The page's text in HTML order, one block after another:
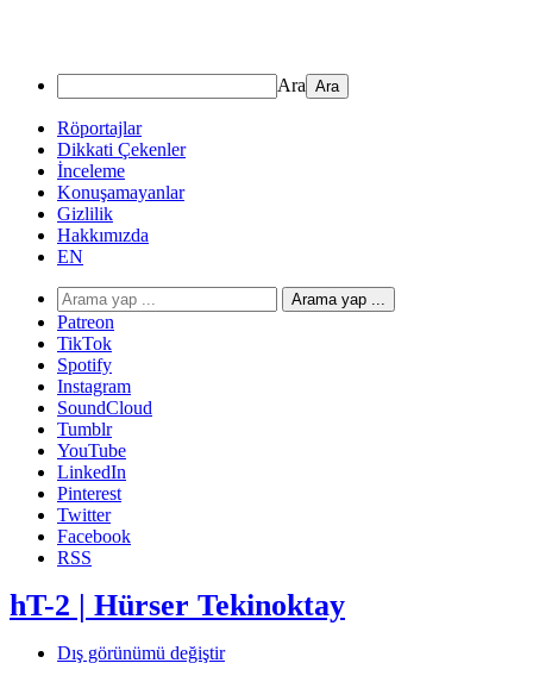
Ara
Röportajlar
Dikkati Çekenler
İnceleme
Konuşamayanlar
Gizlilik
Hakkımızda
EN
Arama yap ...
Patreon
TikTok
Spotify
Instagram
SoundCloud
Tumblr
YouTube
LinkedIn
Pinterest
Twitter
Facebook
RSS
hT-2 | Hürser Tekinoktay
Dış görünümü değiştir